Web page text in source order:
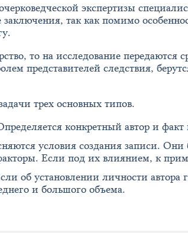
экспертизы
заключения, так как помимо
то на исследование передаются
представителей следствия,
трех основных типов.
конкретный автор и
условия создания записи.
Если под их влиянием, к
об установлении личности автора
и большого объема.